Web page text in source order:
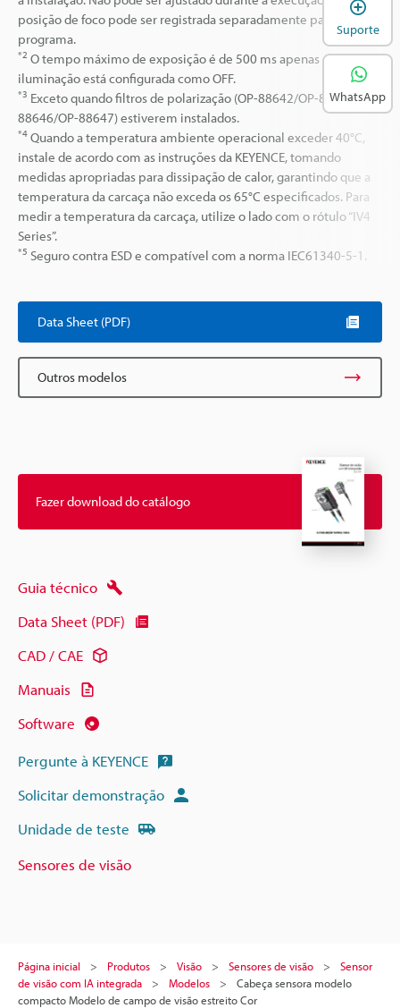
posição de foco pode ser registrada separadamente para cada
programa.
*2 O tempo máximo de exposição é de 500 ms apenas quando a
iluminação está configurada como OFF.
*3 Exceto quando filtros de polarização (OP-88642/OP-88643/OP-
88646/OP-88647) estiverem instalados.
*4 Quando a temperatura ambiente operacional exceder 40°C,
instale de acordo com as instruções da KEYENCE, tomando
medidas apropriadas para dissipação de calor, garantindo que a
temperatura da carcaça não exceda os 65°C especificados. Para
medir a temperatura da carcaça, utilize o lado com o rótulo “IV4
Series”.
*5 Seguro contra ESD e compatível com a norma IEC61340-5-1.
Data Sheet (PDF)
Outros modelos
Fazer download do catálogo
Guia técnico
Data Sheet (PDF)
CAD / CAE
Manuais
Software
Pergunte à KEYENCE
Solicitar demonstração
Unidade de teste
Sensores de visão
Página inicial Produtos Visão Sensores de visão
Sensor
de visão com IA integrada
Modelos
Cabeça sensora modelo
compacto Modelo de campo de visão estreito Cor
Suporte
WhatsApp